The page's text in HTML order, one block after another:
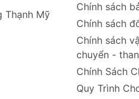
Thạnh Mỹ
Chính sách
Chính sách
Chính sách
chuyển -
Chính Sách
Quy Trình